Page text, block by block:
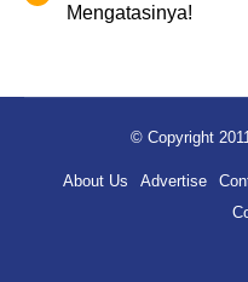
Mengatasinya!
© Copyright
About Us Advertise